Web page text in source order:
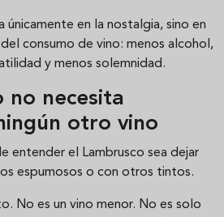
únicamente en la nostalgia, sino en
consumo de vino: menos alcohol,
y menos solemnidad.
no necesita
otro vino
entender el Lambrusco sea dejar
espumosos o con otros tintos.
No es un vino menor. No es solo